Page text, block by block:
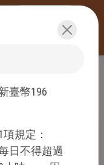
臺幣196
規定：
日不得超過
系統